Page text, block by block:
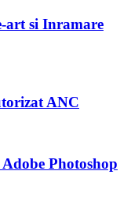
art si Inramare
ANC
Photoshop